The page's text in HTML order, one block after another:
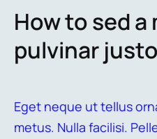
How to sed
pulvinar justo
Eget neque ut tellus
metus. Nulla facilisi.